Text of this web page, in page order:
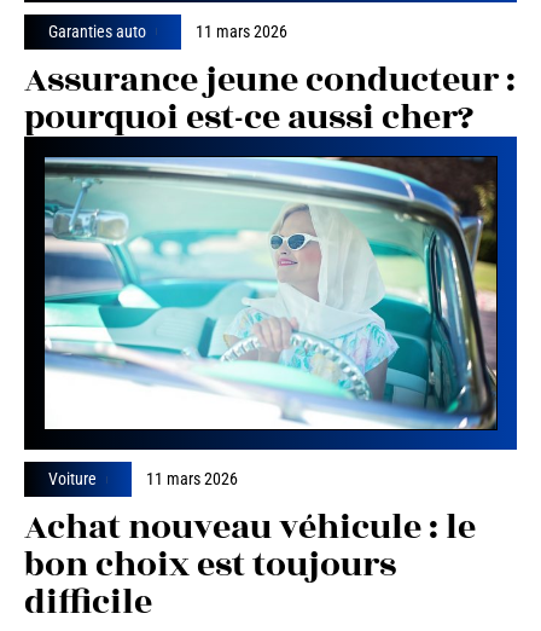
Garanties auto 11 mars 2026
Assurance jeune conducteur :
pourquoi est-ce aussi cher?
Voiture 11 mars 2026
Achat nouveau véhicule : le
bon choix est toujours
difficile